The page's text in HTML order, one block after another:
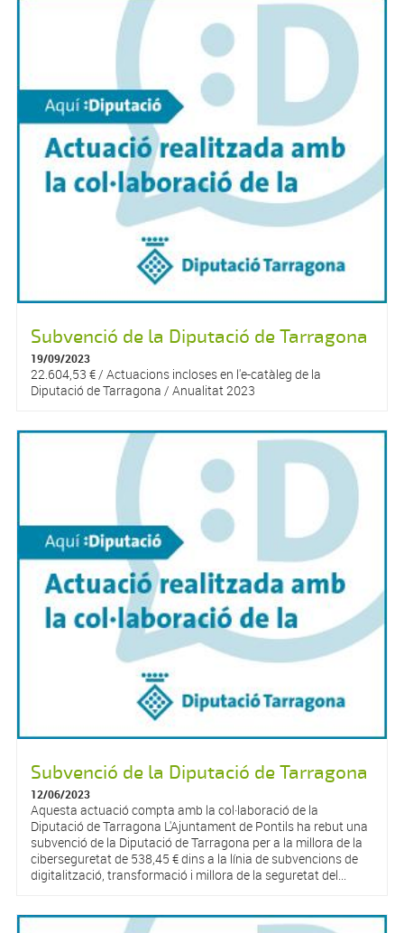
Subvenció de la Diputació de Tarragona
19/09/2023
22.604,53 € / Actuacions incloses en l'e-catàleg de la
Diputació de Tarragona / Anualitat 2023
Subvenció de la Diputació de Tarragona
12/06/2023
Aquesta actuació compta amb la col·laboració de la
Diputació de Tarragona L'Ajuntament de Pontils ha rebut una
subvenció de la Diputació de Tarragona per a la millora de la
ciberseguretat de 538,45 € dins a la línia de subvencions de
digitalització, transformació i millora de la seguretat del...